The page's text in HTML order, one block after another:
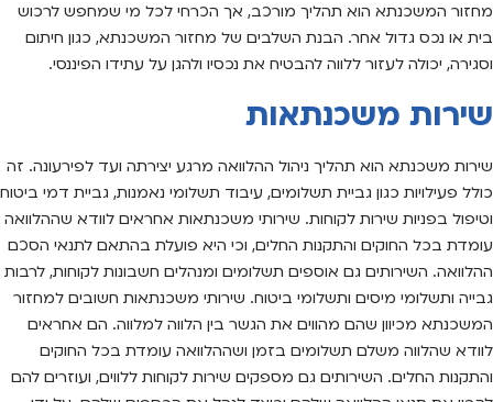
מחזור המשכנתא הוא תהליך מורכב, אך הכרחי לכל מי שמחפש לרכוש
בית או נכס גדול אחר. הבנת השלבים של מחזור המשכנתא, כגון חיתום
וסגירה, יכולה לעזור ללווה להבטיח את נכסיו ולהגן על עתידו הפיננסי.
שירות משכנתאות
שירות משכנתא הוא תהליך ניהול ההלוואה מרגע יצירתה ועד לפירעונה. זה
כולל פעילויות כגון גביית תשלומים, עיבוד תשלומי נאמנות, גביית דמי ביטוח
וטיפול בפניות שירות לקוחות. שירותי משכנתאות אחראים לוודא שההלוואה
עומדת בכל החוקים והתקנות החלים, וכי היא פועלת בהתאם לתנאי הסכם
ההלוואה. השירותים גם אוספים תשלומים ומנהלים חשבונות לקוחות, לרבות
גבייה ותשלומי מיסים ותשלומי ביטוח. שירותי משכנתאות חשובים למחזור
המשכנתא מכיוון שהם מהווים את הגשר בין הלווה למלווה. הם אחראים
לוודא שהלווה משלם תשלומים בזמן ושההלוואה עומדת בכל החוקים
והתקנות החלים. השירותים גם מספקים שירות לקוחות ללווים, ועוזרים להם